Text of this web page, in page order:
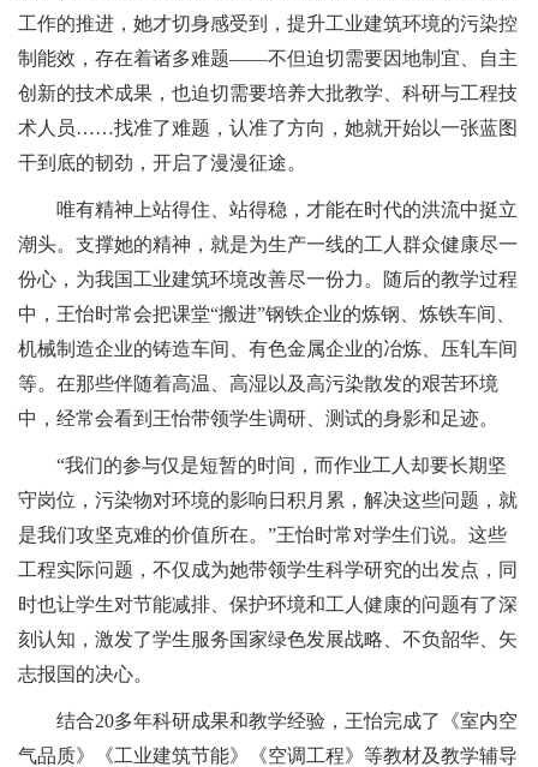
工作的推进，她才切身感受到，提升工业建筑环境的污染控
制能效，存在着诸多难题——不但迫切需要因地制宜、自主
创新的技术成果，也迫切需要培养大批教学、科研与工程技
术人员……找准了难题，认准了方向，她就开始以一张蓝图
干到底的韧劲，开启了漫漫征途。
唯有精神上站得住、站得稳，才能在时代的洪流中挺立
潮头。支撑她的精神，就是为生产一线的工人群众健康尽一
份心，为我国工业建筑环境改善尽一份力。随后的教学过程
中，王怡时常会把课堂“搬进”钢铁企业的炼钢、炼铁车间、
机械制造企业的铸造车间、有色金属企业的冶炼、压轧车间
等。在那些伴随着高温、高湿以及高污染散发的艰苦环境
中，经常会看到王怡带领学生调研、测试的身影和足迹。
“我们的参与仅是短暂的时间，而作业工人却要长期坚
守岗位，污染物对环境的影响日积月累，解决这些问题，就
是我们攻坚克难的价值所在。 ”王怡时常对学生们说。这些
工程实际问题，不仅成为她带领学生科学研究的出发点，同
时也让学生对节能减排、保护环境和工人健康的问题有了深
刻认知，激发了学生服务国家绿色发展战略、不负韶华、矢
志报国的决心。
结合20多年科研成果和教学经验，王怡完成了《室内空
气品质》《工业建筑节能》《空调工程》等教材及教学辅导